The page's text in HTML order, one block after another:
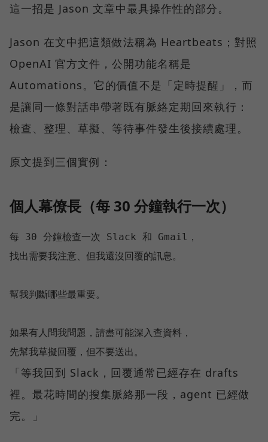
這一招是 Jason 文章中最具操作性的部分。
Jason 在文中把這類做法稱為 Heartbeats；對照
OpenAI 官方文件，公開功能名稱是
Automations。它的價值不是「定時提醒」，而
是讓同一條對話串帶著既有脈絡定期回來執行：
檢查、整理、草擬、等待事件發生後接續處理。
原文提到三個實例：
個人幕僚長（每 30 分鐘執行一次）
每 30 分鐘檢查一次 Slack 和 Gmail，
找出需要我注意、但我還沒回覆的訊息。
幫我判斷哪些最重要。
如果有人問我問題，請盡可能深入查資料，
「等我回到 Slack，回覆通常已經存在 drafts
裡。最花時間的搜集脈絡那一段，agent 已經做
完。」